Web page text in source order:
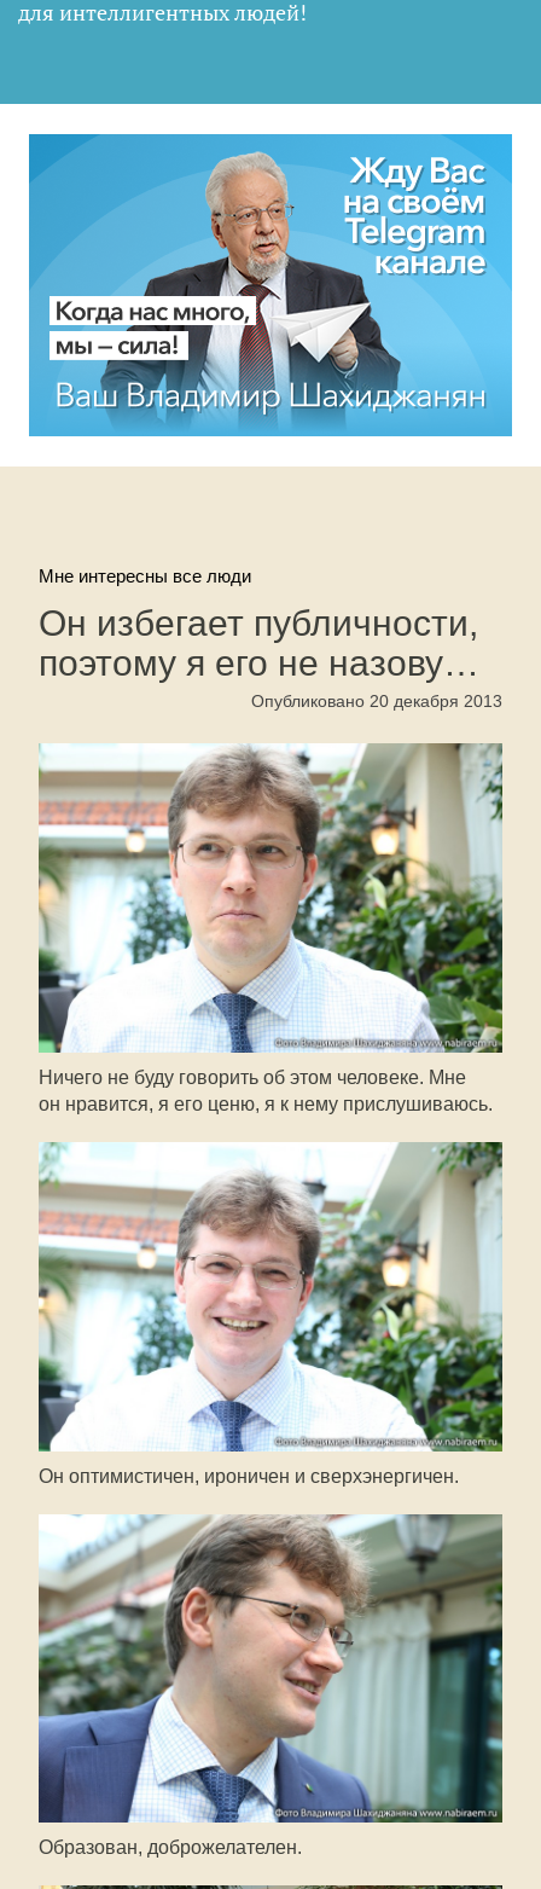
для интеллигентных людей!
Мне интересны все люди
Он избегает публичности,
поэтому я его не назову…
Опубликовано 20 декабря 2013
Ничего не буду говорить об этом человеке. Мне
он нравится, я его ценю, я к нему прислушиваюсь.
Он оптимистичен, ироничен и сверхэнергичен.
Образован, доброжелателен.